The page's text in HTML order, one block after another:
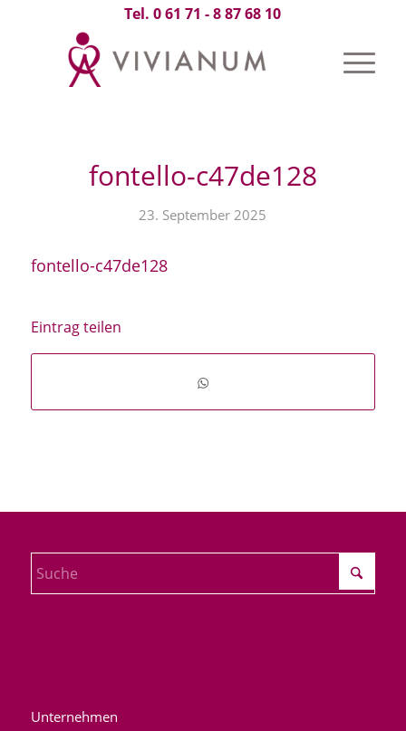
Tel. 0 61 71 - 8 87 68 10
fontello-c47de128
23. September 2025
fontello-c47de128
Eintrag teilen
Unternehmen